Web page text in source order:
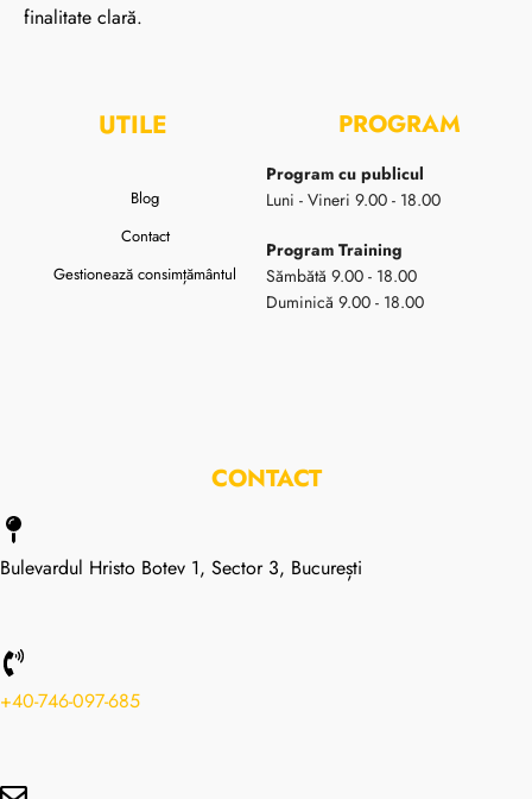
finalitate clară.
UTILE
Blog
Contact
Gestionează consimțământul
PROGRAM
Program cu publicul
Luni - Vineri 9.00 - 18.00
Program Training
Sămbătă 9.00 - 18.00
Duminică 9.00 - 18.00
CONTACT
Bulevardul Hristo Botev 1, Sector 3, București
+40-746-097-685